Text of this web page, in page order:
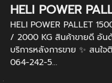
HELI POWER
HELI POWER PALLET
/ 2000 KG สินค้าขายดี อั
บริการหลังการขาย ✨ สน
064-242-5...